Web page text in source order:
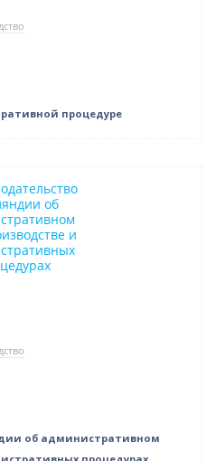
процедуре
об административном